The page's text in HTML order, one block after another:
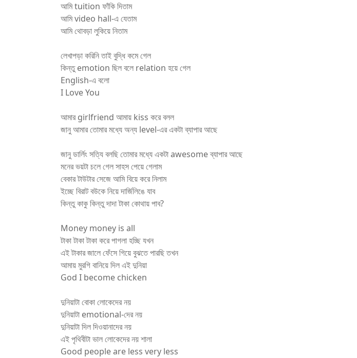
আমি tuition ফাঁকি দিতাম
আমি video hall-এ যেতাম
আমি থোবড়া লুকিয়ে নিতাম
লেখাপড়া করিনি তাই বুদ্ধি কমে গেল
কিন্তু emotion ছিল বলে relation হয়ে গেল
English-এ বলো
I Love You
আমার girlfriend আমায় kiss করে বলল
জানু আমার তোমার মধ্যে অন্য level-এর একটা ব্যাপার আছে
জানু ডার্লিং সত্যি বলছি তোমার মধ্যে একটা awesome ব্যাপার আছে
মনের ভয়টা চলে গেল সাহস পেয়ে গেলাম
বেকার টাউটার সেজে আমি বিয়ে করে নিলাম
ইচ্ছে বিরাট বউকে নিয়ে দার্জিলিঙে যাব
কিন্তু কাকু কিন্তু দাদা টাকা কোথায় পাব?
Money money is all
টাকা টাকা টাকা করে পাগলা হচ্ছি যখন
এই টাকার জালে ফেঁসে গিয়ে বুঝতে পারছি তখন
আমায় মুরগি বানিয়ে দিল এই দুনিয়া
God I become chicken
দুনিয়াটা বোকা লোকেদের নয়
দুনিয়াটা emotional-দের নয়
দুনিয়াটা দিল দিওয়ানাদের নয়
এই পৃথিবীটা ভাল লোকেদের নয় শালা
Good people are less very less